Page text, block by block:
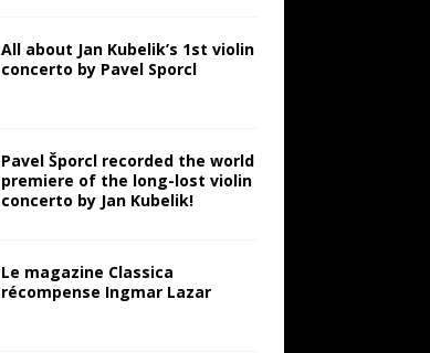
All about Jan Kubelik’s 1st violin
concerto by Pavel Sporcl
Pavel Šporcl recorded the world
premiere of the long-lost violin
concerto by Jan Kubelik!
Le magazine Classica
récompense Ingmar Lazar